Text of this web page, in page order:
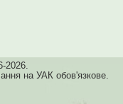
2026.
на УАК обов'язкове.